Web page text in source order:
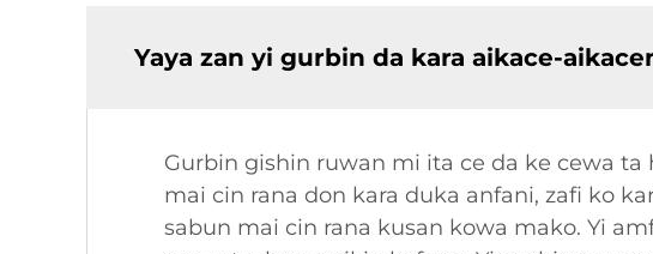
Yaya zan yi gurbin da kara aikace-
Gurbin gishin ruwan mi ita ce da ke cewa
mai cin rana don kara duka anfani, zafi ko
sabun mai cin rana kusan kowa mako. Yi